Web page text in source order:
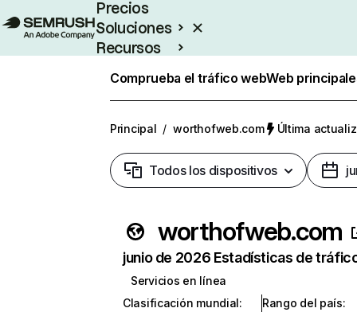
Precios
Soluciones
Recursos
Comprueba el tráfico webWeb
Principal / worthofweb.com Última
Todos los dispositivos
worthofweb.com
junio de 2026 Estadísticas de
Servicios en línea
Clasificación mundial:
Rango del país: